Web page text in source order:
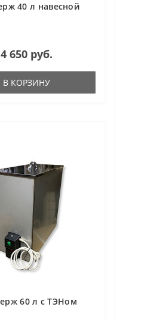
40 л навесной
4 650 руб.
В КОРЗИНУ
60 л с ТЭНом